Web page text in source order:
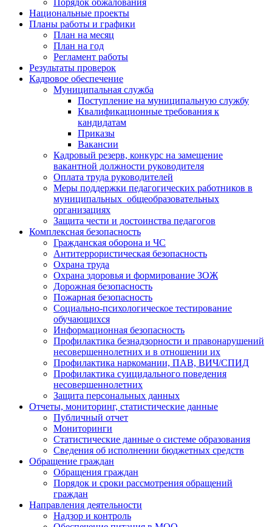
Порядок обжалования
Национальные проекты
Планы работы и графики
План на месяц
План на год
Регламент работы
Результаты проверок
Кадровое обеспечение
Муниципальная служба
Поступление на муниципальную службу
Квалификационные требования к
кандидатам
Приказы
Вакансии
Кадровый резерв, конкурс на замещение
вакантной должности руководителя
Оплата труда руководителей
Меры поддержки педагогических работников в
муниципальных общеобразовательных
организациях
Защита чести и достоинства педагогов
Комплексная безопасность
Гражданская оборона и ЧС
Антитеррористическая безопасность
Охрана труда
Охрана здоровья и формирование ЗОЖ
Дорожная безопасность
Пожарная безопасность
Социально-психологическое тестирование
обучающихся
Информационная безопасность
Профилактика безнадзорности и правонарушений
несовершеннолетних и в отношении их
Профилактика наркомании, ПАВ, ВИЧ/СПИД
Профилактика суицидального поведения
несовершеннолетних
Защита персональных данных
Отчеты, мониторинг, статистические данные
Публичный отчет
Мониторинги
Статистические данные о системе образования
Сведения об исполнении бюджетных средств
Обращение граждан
Обращения граждан
Порядок и сроки рассмотрения обращений
граждан
Направления деятельности
Надзор и контроль